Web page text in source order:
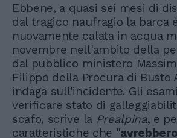
Ebbene, a quasi sei mesi di
dal tragico naufragio la barca
nuovamente calata in acqua
novembre nell'ambito della
dal pubblico ministero
Filippo della Procura di Busto
indaga sull'incidente. Gli
verificare stato di
scafo, scrive la Prealpina, e
caratteristiche che "